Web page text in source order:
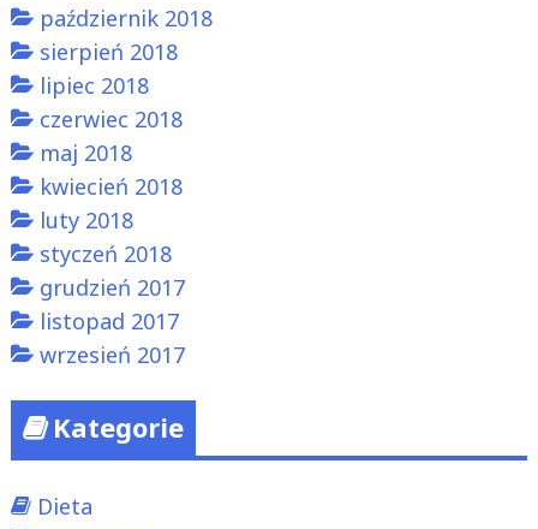
październik 2018
sierpień 2018
lipiec 2018
czerwiec 2018
maj 2018
kwiecień 2018
luty 2018
styczeń 2018
grudzień 2017
listopad 2017
wrzesień 2017
Kategorie
Dieta